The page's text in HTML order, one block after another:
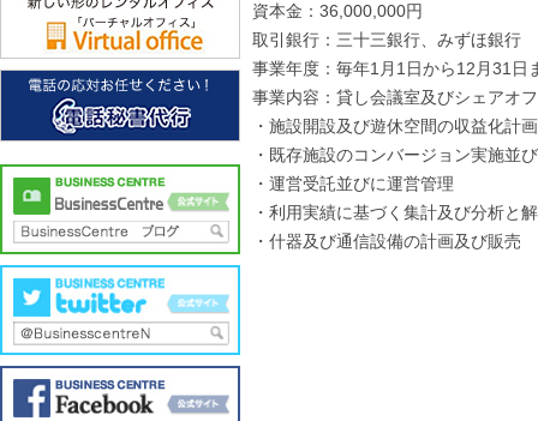
資本金：36,000,000円
取引銀行：三十三銀行、みずほ銀行
事業年度：毎年1月1日から12月31日
事業内容：貸し会議室及びシェアオ
・施設開設及び遊休空間の収益化計画
・既存施設のコンバージョン実施並
・運営受託並びに運営管理
・利用実績に基づく集計及び分析と
・什器及び通信設備の計画及び販売